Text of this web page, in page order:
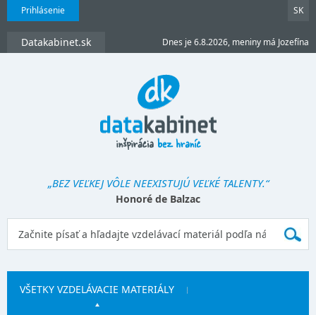
Prihlásenie SK
Datakabinet.sk Dnes je 6.8.2026, meniny má Jozefína
„BEZ VEĽKEJ VÔLE NEEXISTUJÚ VEĽKÉ TALENTY.“
Honoré de Balzac
VŠETKY VZDELÁVACIE MATERIÁLY